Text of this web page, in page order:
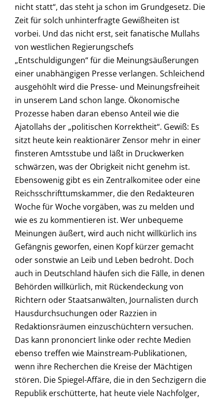
nicht statt“, das steht ja schon im Grundgesetz. Die
Zeit für solch unhinterfragte Gewißheiten ist
vorbei. Und das nicht erst, seit fanatische Mullahs
von westlichen Regierungschefs
„Entschuldigungen“ für die Meinungsäußerungen
einer unabhängigen Presse verlangen. Schleichend
ausgehöhlt wird die Presse- und Meinungsfreiheit
in unserem Land schon lange. Ökonomische
Prozesse haben daran ebenso Anteil wie die
Ajatollahs der „politischen Korrektheit“. Gewiß: Es
sitzt heute kein reaktionärer Zensor mehr in einer
finsteren Amtsstube und läßt in Druckwerken
schwärzen, was der Obrigkeit nicht genehm ist.
Ebensowenig gibt es ein Zentralkomitee oder eine
Reichsschrifttumskammer, die den Redakteuren
Woche für Woche vorgäben, was zu melden und
wie es zu kommentieren ist. Wer unbequeme
Meinungen äußert, wird auch nicht willkürlich ins
Gefängnis geworfen, einen Kopf kürzer gemacht
oder sonstwie an Leib und Leben bedroht. Doch
auch in Deutschland häufen sich die Fälle, in denen
Behörden willkürlich, mit Rückendeckung von
Richtern oder Staatsanwälten, Journalisten durch
Hausdurchsuchungen oder Razzien in
Redaktionsräumen einzuschüchtern versuchen.
Das kann prononciert linke oder rechte Medien
ebenso treffen wie Mainstream-Publikationen,
wenn ihre Recherchen die Kreise der Mächtigen
stören. Die Spiegel-Affäre, die in den Sechzigern die
Republik erschütterte, hat heute viele Nachfolger,